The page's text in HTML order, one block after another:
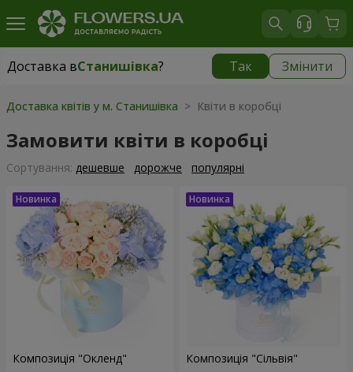
Доставка вСтанишівка? Так Змінити
Доставка вСтанишівка| безкоштовно
Доставка квітів у м. Станишівка > Квіти в коробці
Замовити квіти в коробці
Сортування: дешевше дорожче популярні
Композиція "Окленд" Композиція "Сільвія"